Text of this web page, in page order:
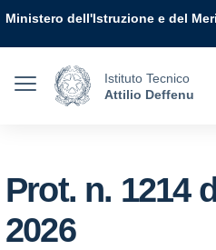
Ministero dell'Istruzione e del
Istituto Tecnico
Attilio Deffenu
Prot. n. 1214
2026